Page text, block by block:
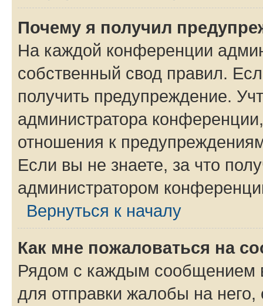
Почему я получил
На каждой конференции
собственный свод правил.
получить предупреждение.
администратора
отношения к
Если вы не знаете, за что
администратором
Вернуться к началу
Как мне пожаловаться на
Рядом с каждым сообщением
для отправки жалобы на